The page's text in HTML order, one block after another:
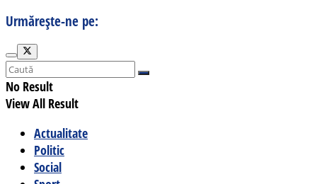
Urmărește-ne pe:
No Result
View All Result
Actualitate
Politic
Social